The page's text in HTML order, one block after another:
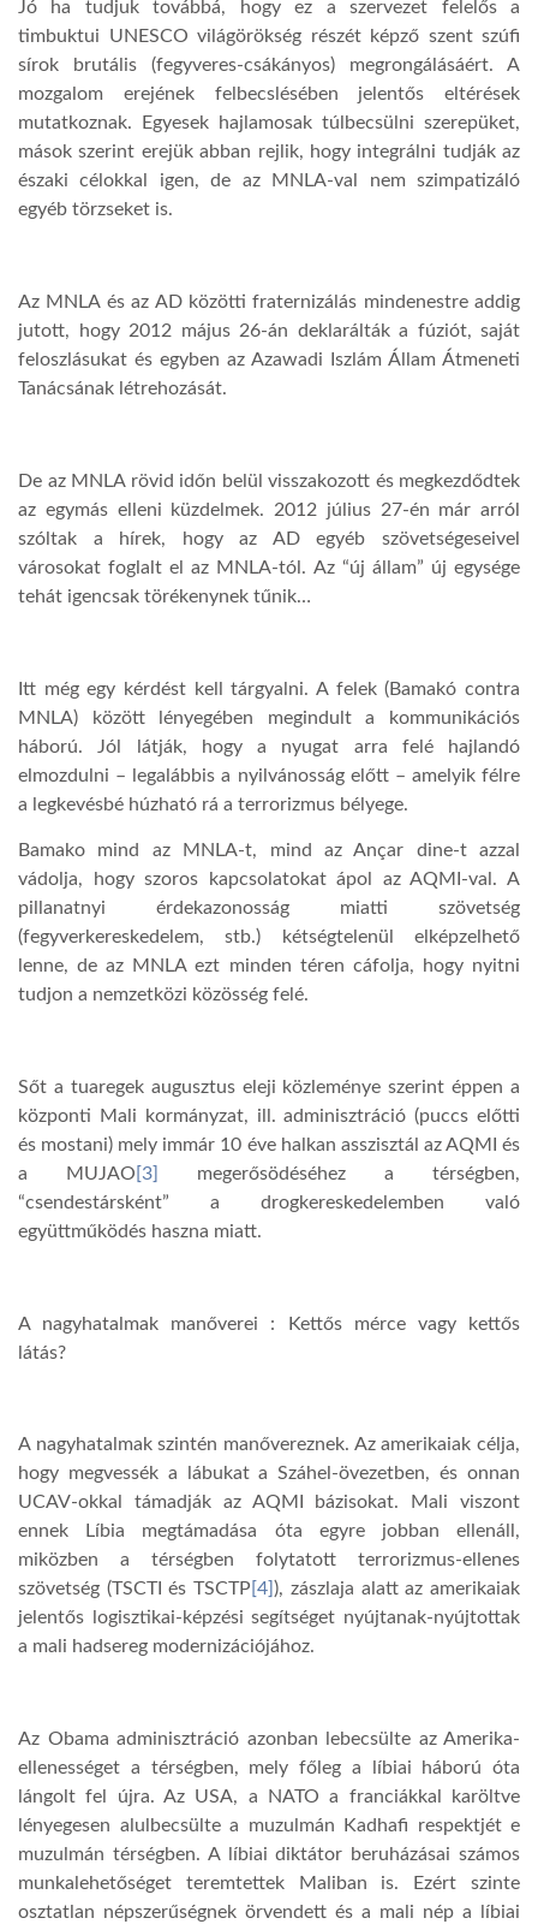
Jó ha tudjuk továbbá, hogy ez a szervezet felelős a
timbuktui UNESCO világörökség részét képző szent szúfi
sírok brutális (fegyveres-csákányos) megrongálásáért. A
mozgalom erejének felbecslésében jelentős eltérések
mutatkoznak. Egyesek hajlamosak túlbecsülni szerepüket,
mások szerint erejük abban rejlik, hogy integrálni tudják az
északi célokkal igen, de az MNLA-val nem szimpatizáló
egyéb törzseket is.
Az MNLA és az AD közötti fraternizálás mindenestre addig
jutott, hogy 2012 május 26-án deklarálták a fúziót, saját
feloszlásukat és egyben az Azawadi Iszlám Állam Átmeneti
Tanácsának létrehozását.
De az MNLA rövid időn belül visszakozott és megkezdődtek
az egymás elleni küzdelmek. 2012 július 27-én már arról
szóltak a hírek, hogy az AD egyéb szövetségeseivel
városokat foglalt el az MNLA-tól. Az “új állam” új egysége
tehát igencsak törékenynek tűnik…
Itt még egy kérdést kell tárgyalni. A felek (Bamakó contra
MNLA) között lényegében megindult a kommunikációs
háború. Jól látják, hogy a nyugat arra felé hajlandó
elmozdulni – legalábbis a nyilvánosság előtt – amelyik félre
a legkevésbé húzható rá a terrorizmus bélyege.
Bamako mind az MNLA-t, mind az Ançar dine-t azzal
vádolja, hogy szoros kapcsolatokat ápol az AQMI-val. A
pillanatnyi érdekazonosság miatti szövetség
(fegyverkereskedelem, stb.) kétségtelenül elképzelhető
lenne, de az MNLA ezt minden téren cáfolja, hogy nyitni
tudjon a nemzetközi közösség felé.
Sőt a tuaregek augusztus eleji közleménye szerint éppen a
központi Mali kormányzat, ill. adminisztráció (puccs előtti
és mostani) mely immár 10 éve halkan asszisztál az AQMI és
a MUJAO [3]
megerősödéséhez a térségben,
“csendestársként” a drogkereskedelemben való
együttműködés haszna miatt.
A nagyhatalmak manőverei : Kettős mérce vagy kettős
látás?
A nagyhatalmak szintén manővereznek. Az amerikaiak célja,
hogy megvessék a lábukat a Száhel-övezetben, és onnan
UCAV-okkal támadják az AQMI bázisokat. Mali viszont
ennek Líbia megtámadása óta egyre jobban ellenáll,
miközben a térségben folytatott terrorizmus-ellenes
szövetség (TSCTI és TSCTP [4] ), zászlaja alatt az amerikaiak
jelentős logisztikai-képzési segítséget nyújtanak-nyújtottak
a mali hadsereg modernizációjához.
Az Obama adminisztráció azonban lebecsülte az Amerika-
ellenességet a térségben, mely főleg a líbiai háború óta
lángolt fel újra. Az USA, a NATO a franciákkal karöltve
lényegesen alulbecsülte a muzulmán Kadhafi respektjét e
muzulmán térségben. A líbiai diktátor beruházásai számos
munkalehetőséget teremtettek Maliban is. Ezért szinte
osztatlan népszerűségnek örvendett és a mali nép a líbiai